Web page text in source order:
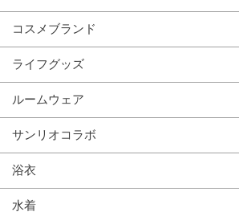
コスメブランド
ライフグッズ
ルームウェア
サンリオコラボ
浴衣
水着